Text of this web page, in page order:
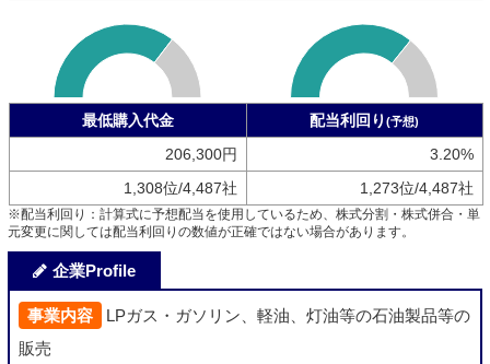
最低購入代金 配当利回り (予想)
206,300円
3.20%
1,308位/4,487社
1,273位/4,487社
※配当利回り：計算式に予想配当を使用しているため、株式分割・株式併合・単
元変更に関しては配当利回りの数値が正確ではない場合があります。
企業Profile
事業内容
LPガス・ガソリン、軽油、灯油等の石油製品等の
販売